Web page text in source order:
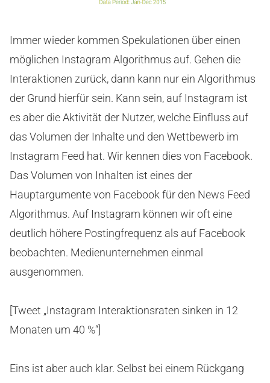
Immer wieder kommen Spekulationen über einen
möglichen Instagram Algorithmus auf. Gehen die
Interaktionen zurück, dann kann nur ein Algorithmus
der Grund hierfür sein. Kann sein, auf Instagram ist
es aber die Aktivität der Nutzer, welche Einfluss auf
das Volumen der Inhalte und den Wettbewerb im
Instagram Feed hat. Wir kennen dies von Facebook.
Das Volumen von Inhalten ist eines der
Hauptargumente von Facebook für den News Feed
Algorithmus. Auf Instagram können wir oft eine
deutlich höhere Postingfrequenz als auf Facebook
beobachten. Medienunternehmen einmal
ausgenommen.
[Tweet „Instagram Interaktionsraten sinken in 12
Monaten um 40 %“]
Eins ist aber auch klar. Selbst bei einem Rückgang